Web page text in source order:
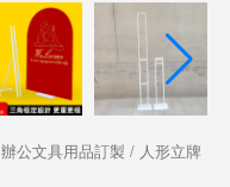
辦公文具用品訂製 / 人形立牌